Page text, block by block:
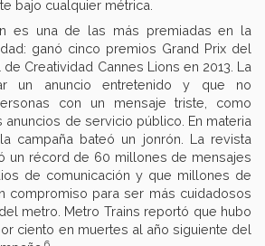
bajo cualquier métrica.
es una de las más premiadas en la
ganó cinco premios Grand Prix del
Creatividad Cannes Lions en 2013. La
un anuncio entretenido y que no
con un mensaje triste, como
de servicio público. En materia
campaña bateó un jonrón. La revista
un récord de 60 millones de mensajes
de comunicación y que millones de
compromiso para ser más cuidadosos
metro. Metro Trains reportó que hubo
ciento en muertes al año siguiente del